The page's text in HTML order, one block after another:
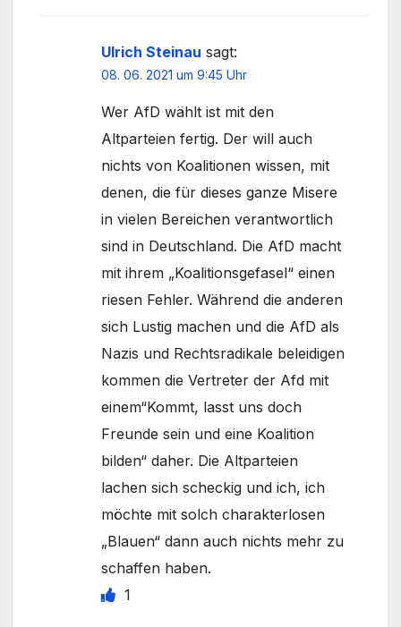
Ulrich Steinau sagt:
08. 06. 2021 um 9:45 Uhr
Wer AfD wählt ist mit den
Altparteien fertig. Der will auch
nichts von Koalitionen wissen, mit
denen, die für dieses ganze Misere
in vielen Bereichen verantwortlich
sind in Deutschland. Die AfD macht
mit ihrem „Koalitionsgefasel“ einen
riesen Fehler. Während die anderen
sich Lustig machen und die AfD als
Nazis und Rechtsradikale beleidigen
kommen die Vertreter der Afd mit
einem“Kommt, lasst uns doch
Freunde sein und eine Koalition
bilden“ daher. Die Altparteien
lachen sich scheckig und ich, ich
möchte mit solch charakterlosen
„Blauen“ dann auch nichts mehr zu
schaffen haben.
1